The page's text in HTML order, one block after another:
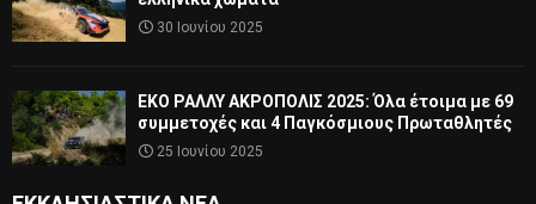
30 Ιουνίου 2025
ΕΚΟ ΡΑΛΛΥ ΑΚΡΟΠΟΛΙΣ 2025: Όλα έτοιμα με 69
συμμετοχές και 4 Παγκόσμιους Πρωταθλητές
25 Ιουνίου 2025